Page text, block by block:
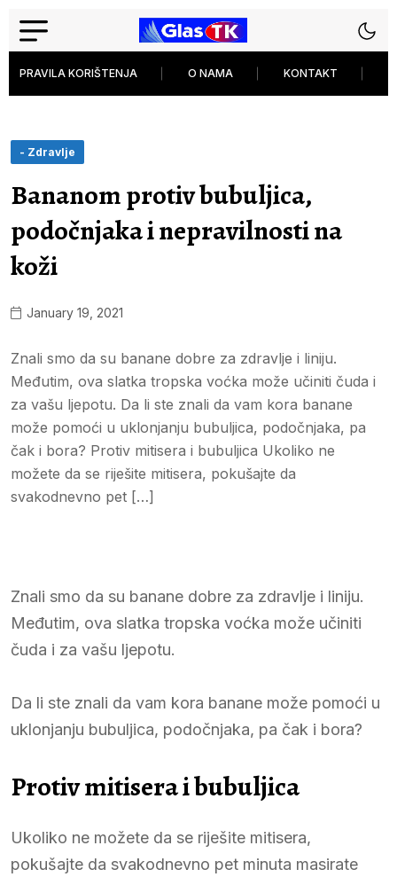
PRAVILA KORIŠTENJA O NAMA KONTAKT
- Zdravlje
Bananom protiv bubuljica,
podočnjaka i nepravilnosti na
koži
January 19, 2021
Znali smo da su banane dobre za zdravlje i liniju.
Međutim, ova slatka tropska voćka može učiniti čuda i
za vašu ljepotu. Da li ste znali da vam kora banane
može pomoći u uklonjanju bubuljica, podočnjaka, pa
čak i bora? Protiv mitisera i bubuljica Ukoliko ne
možete da se riješite mitisera, pokušajte da
svakodnevno pet […]
Znali smo da su banane dobre za zdravlje i liniju.
Međutim, ova slatka tropska voćka može učiniti
čuda i za vašu ljepotu.
Da li ste znali da vam kora banane može pomoći u
uklonjanju bubuljica, podočnjaka, pa čak i bora?
Protiv mitisera i bubuljica
Ukoliko ne možete da se riješite mitisera,
pokušajte da svakodnevno pet minuta masirate